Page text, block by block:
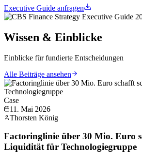
Executive Guide anfragen
Wissen & Einblicke
Einblicke für fundierte Entscheidungen
Alle Beiträge ansehen
Case
11. Mai 2026
Thorsten König
Factoringlinie über 30 Mio. Euro
Liquidität für Technologiegruppe